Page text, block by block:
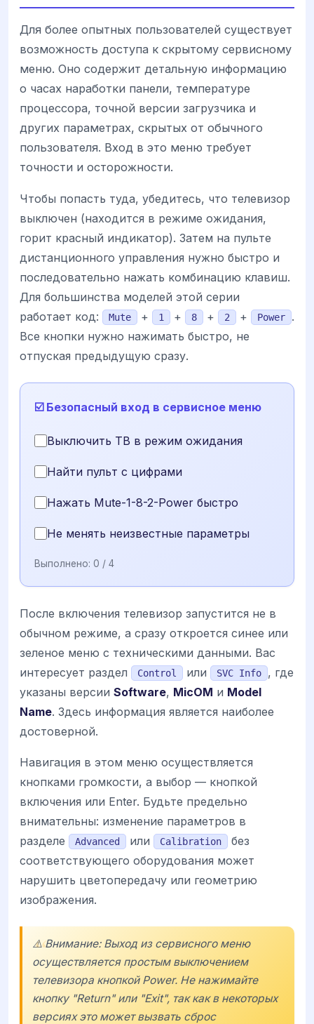
Для более опытных пользователей существует
возможность доступа к скрытому сервисному
меню. Оно содержит детальную информацию
о часах наработки панели, температуре
процессора, точной версии загрузчика и
других параметрах, скрытых от обычного
пользователя. Вход в это меню требует
точности и осторожности.
Чтобы попасть туда, убедитесь, что телевизор
выключен (находится в режиме ожидания,
горит красный индикатор). Затем на пульте
дистанционного управления нужно быстро и
последовательно нажать комбинацию клавиш.
Для большинства моделей этой серии
работает код:
Mute + 1 + 8 + 2 + Power
.
Все кнопки нужно нажимать быстро, не
отпуская предыдущую сразу.
☑️ Безопасный вход в сервисное меню
Выключить ТВ в режим ожидания
Найти пульт с цифрами
Нажать Mute-1-8-2-Power быстро
Не менять неизвестные параметры
Выполнено: 0 / 4
После включения телевизор запустится не в
обычном режиме, а сразу откроется синее или
зеленое меню с техническими данными. Вас
интересует раздел
Control или SVC Info
, где
указаны версии Software, MicOM и Model
Name. Здесь информация является наиболее
достоверной.
Навигация в этом меню осуществляется
кнопками громкости, а выбор — кнопкой
включения или Enter. Будьте предельно
внимательны: изменение параметров в
разделе
Advanced или Calibration
без
соответствующего оборудования может
нарушить цветопередачу или геометрию
изображения.
⚠️ Внимание: Выход из сервисного меню
осуществляется простым выключением
телевизора кнопкой Power. Не нажимайте
кнопку "Return" или "Exit", так как в некоторых
версиях это может вызвать сброс